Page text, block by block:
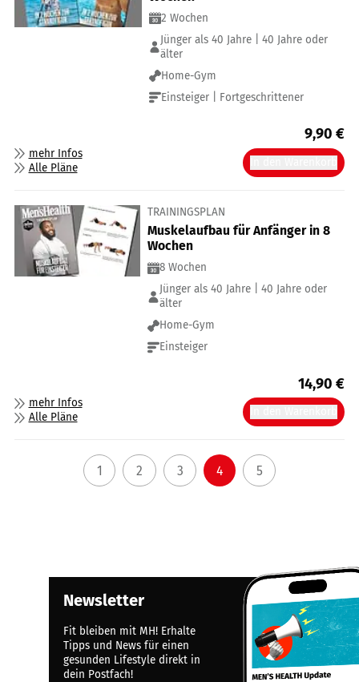
2 Wochen
Jünger als 40 Jahre | 40 Jahre oder
älter
Home-Gym
Einsteiger | Fortgeschrittener
mehr Infos
Alle Pläne
9,90 €
TRAININGSPLAN
Muskelaufbau für Anfänger in 8
Wochen
8 Wochen
Jünger als 40 Jahre | 40 Jahre oder
älter
Home-Gym
Einsteiger
mehr Infos
Alle Pläne
14,90 €
1 2 3 4 5
Newsletter
Fit bleiben mit MH! Erhalte
Tipps und News für einen
gesunden Lifestyle direkt in
dein Postfach!